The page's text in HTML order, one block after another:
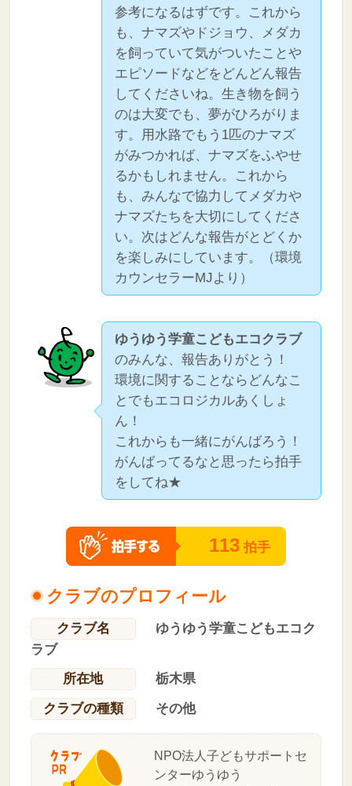
参考になるはずです。これから
も、ナマズやドジョウ、メダカ
を飼っていて気がついたことや
エピソードなどをどんどん報告
してくださいね。生き物を飼う
のは大変でも、夢がひろがりま
す。用水路でもう1匹のナマズ
がみつかれば、ナマズをふやせ
るかもしれません。これから
も、みんなで協力してメダカや
ナマズたちを大切にしてくださ
い。次はどんな報告がとどくか
を楽しみにしています。（環境
カウンセラーMJより）
ゆうゆう学童こどもエコクラブ
のみんな、報告ありがとう！
環境に関することならどんなこ
とでもエコロジカルあくしょ
ん！
これからも一緒にがんばろう！
がんばってるなと思ったら拍手
をしてね★
113 拍手
クラブのプロフィール
クラブ名
ゆうゆう学童こどもエコク
ラブ
所在地
栃木県
クラブの種類
その他
NPO法人子どもサポートセ
ンターゆうゆう